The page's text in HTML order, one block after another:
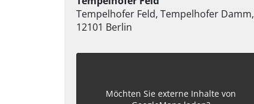
Tempelhofer Feld, Tempelhofer Damm,
12101 Berlin
Möchten Sie externe Inhalte von